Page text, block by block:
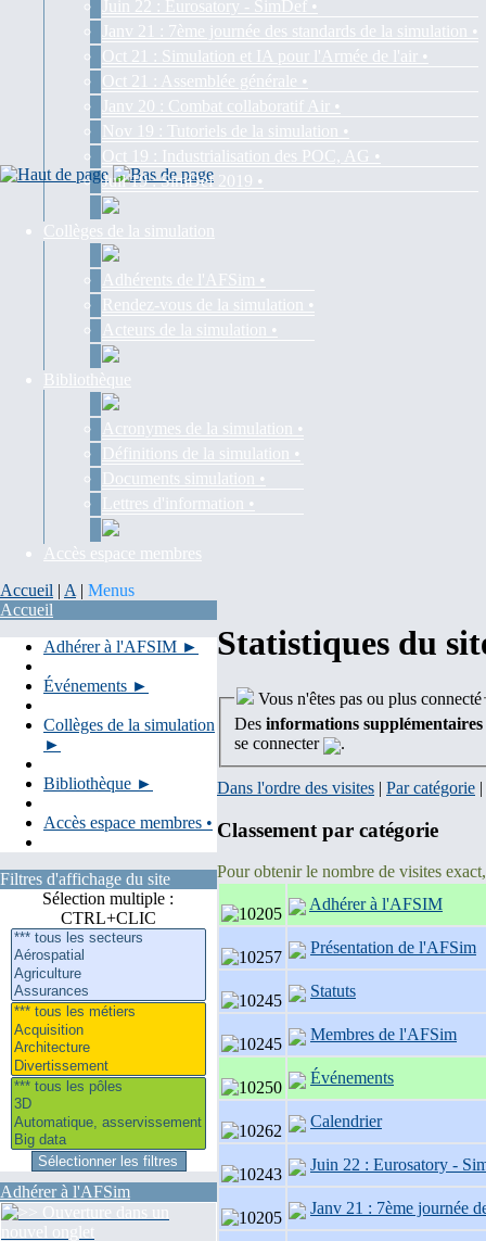
Juin 22 : Eurosatory - SimDef •
Janv 21 : 7ème journée des standards de la simulation •
Oct 21 : Simulation et IA pour l'Armée de l'air •
Oct 21 : Assemblée générale •
Janv 20 : Combat collaboratif Air •
Nov 19 : Tutoriels de la simulation •
Oct 19 : Industrialisation des POC, AG •
Juil 19 : SimDef 2019 •
Collèges de la simulation
Adhérents de l'AFSim •
Rendez-vous de la simulation •
Acteurs de la simulation •
Bibliothèque
Acronymes de la simulation •
Définitions de la simulation •
Documents simulation •
Lettres d'information •
Accès espace membres
Accueil | A | Menus
Accueil
Adhérer à l'AFSIM ►
Événements ►
Collèges de la simulation
►
Bibliothèque ►
Accès espace membres •
Filtres d'affichage du site
Sélection multiple :
CTRL+CLIC
Adhérer à l'AFSim
Statistiques du
Vous n'êtes pas ou plus connecté
Des informations supplémentaires
se connecter
.
Dans l'ordre des visites | Par catégorie |
Classement par catégorie
Pour obtenir le nombre de visites
Adhérer à l'AFSIM
Présentation de l'AFSim
Statuts
Membres de l'AFSim
Événements
Calendrier
Juin 22 : Eurosatory -
Janv 21 : 7ème journée